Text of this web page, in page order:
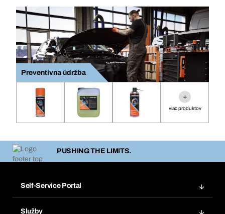
Preventívna údržba
+
viac produktov
PUSHING THE LIMITS.
Self-Service Portal
Služby